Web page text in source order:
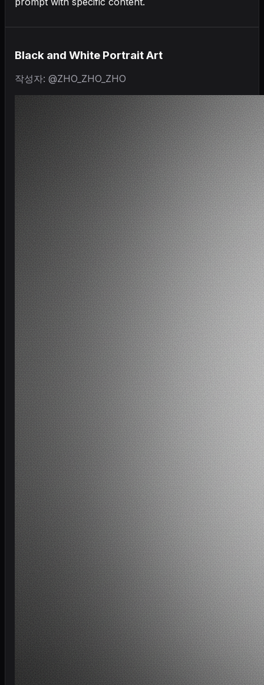
Black and White Portrait Art
작성자: @ZHO_ZHO_ZHO